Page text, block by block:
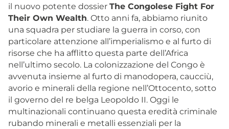
il nuovo potente dossier The Congolese Fight For
Their Own Wealth. Otto anni fa, abbiamo riunito
una squadra per studiare la guerra in corso, con
particolare attenzione all’imperialismo e al furto di
risorse che ha afflitto questa parte dell’Africa
nell’ultimo secolo. La colonizzazione del Congo è
avvenuta insieme al furto di manodopera, caucciù,
avorio e minerali della regione nell’Ottocento, sotto
il governo del re belga Leopoldo II. Oggi le
multinazionali continuano questa eredità criminale
rubando minerali e metalli essenziali per la